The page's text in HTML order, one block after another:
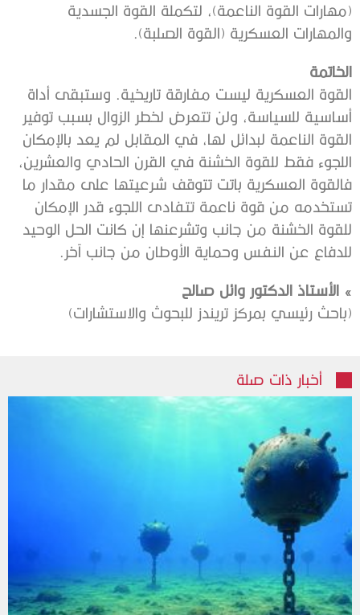
(مهارات القوة الناعمة)، لتكملة القوة الجسدية
والمهارات العسكرية (القوة الصلبة).
الخاتمة
القوة العسكرية ليست مفارقة تاريخية. وستبقى أداة
أساسية للسياسة، ولن تتعرض لخطر الزوال بسبب توفير
القوة الناعمة لبدائل لها، في المقابل لم يعد بالإمكان
اللجوء فقط للقوة الخشنة في القرن الحادي والعشرين،
فالقوة العسكرية باتت تتوقف شرعيتها على مقدار ما
تستخدمه من قوة ناعمة تتفادى اللجوء قدر الإمكان
للقوة الخشنة من جانب وتشرعنها إن كانت الحل الوحيد
للدفاع عن النفس وحماية الأوطان من جانب آخر.
» الأستاذ الدكتور وائل صالح
(باحث رئيسي بمركز تريندز للبحوث والاستشارات)
أخبار ذات صلة